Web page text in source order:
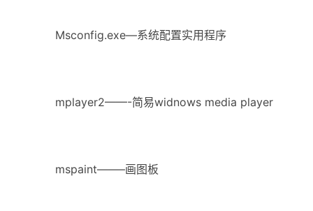
Msconfig.exe—系统配置实用程序
mplayer2——-简易widnows media player
mspaint——–画图板